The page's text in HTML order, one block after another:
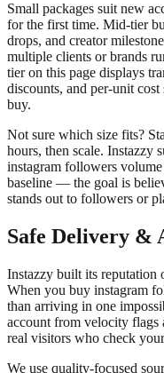
Small packages suit new
for the first time. Mid-tier
drops, and creator
multiple clients or brands
tier on this page displays
discounts, and per-unit
buy.
Not sure which size fits?
hours, then scale. Instazzy
instagram followers
baseline — the goal is
stands out to followers or
Safe Delivery &
Instazzy built its reputation
When you buy instagram
than arriving in one
account from velocity flags
real visitors who check
We use quality-focused